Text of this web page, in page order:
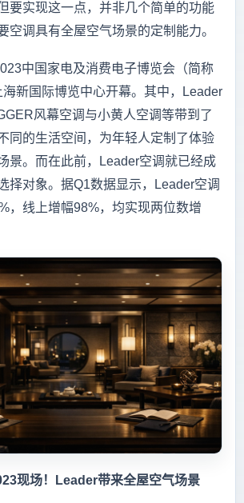
要实现这一点，并非几个简单的功能
空调具有全屋空气场景的定制能力。
中国家电及消费电子博览会（简称
新国际博览中心开幕。其中，Leader
风幕空调与小黄人空调等带到了
同的生活空间，为年轻人定制了体验
景。而在此前，Leader空调就已经成
择对象。据Q1数据显示，Leader空调
，线上增幅98%，均实现两位数增
现场！Leader带来全屋空气场景